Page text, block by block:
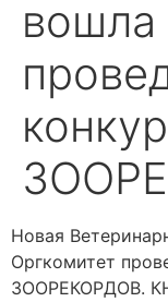
вошла
Новая
Оргкомитет
ЗООРЕКОРДОВ.